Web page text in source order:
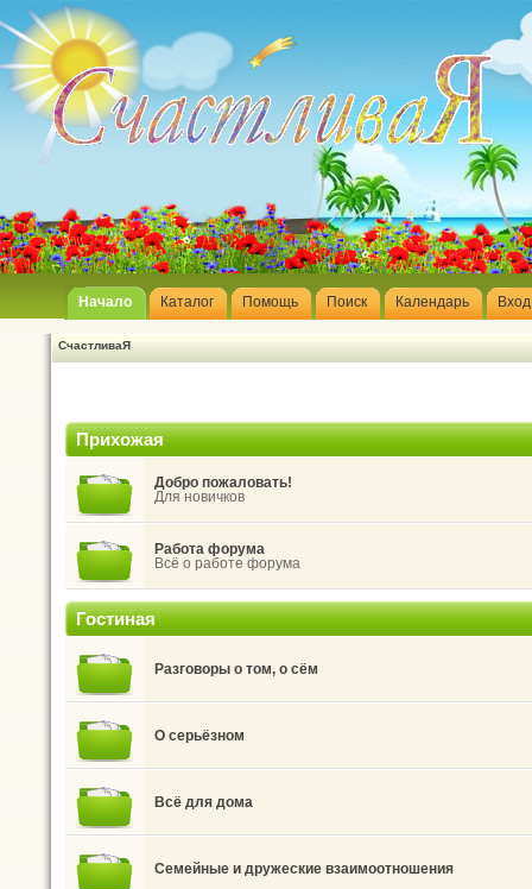
Начало Каталог Помощь Поиск Календарь Вход
СчастливаЯ
Прихожая
Добро пожаловать!
Для новичков
Работа форума
Всё о работе форума
Гостиная
Разговоры о том, о сём
О серьёзном
Всё для дома
Семейные и дружеские взаимоотношения